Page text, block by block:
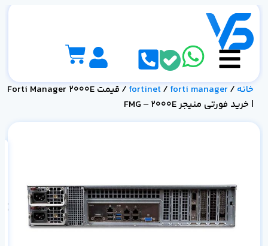
خانه /
fortinet/ forti manager
/ قیمت Forti Manager 2000E
| خرید فورتی منیجر FMG – 2000E